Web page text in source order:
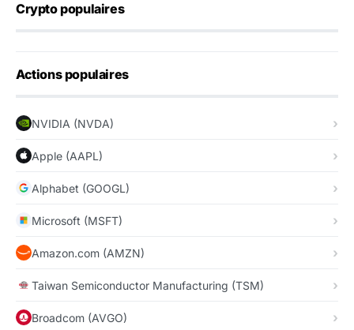
Crypto populaires
Actions populaires
NVIDIA (NVDA)
Apple (AAPL)
Alphabet (GOOGL)
Microsoft (MSFT)
Amazon.com (AMZN)
Taiwan Semiconductor Manufacturing (TSM)
Broadcom (AVGO)